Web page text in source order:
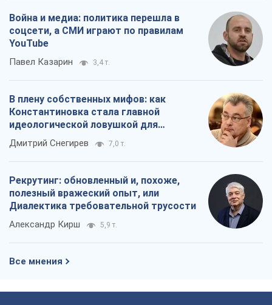
Война и медиа: политика перешла в
соцсети, а СМИ играют по правилам
YouTube
Павел Казарин 3,4 т.
В плену собственных мифов: как
Константиновка стала главной
идеологической ловушкой для
российских оккупантов
Дмитрий Снегирев 7,0 т.
Рекрутинг: обновленный и, похоже,
полезный вражеский опыт, или
Диалектика требовательной трусости
Александр Кирш 5,9 т.
Все мнения